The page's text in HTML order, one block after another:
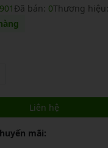
Đã bán: 0Thương hiệu:
Liên hệ
mãi: